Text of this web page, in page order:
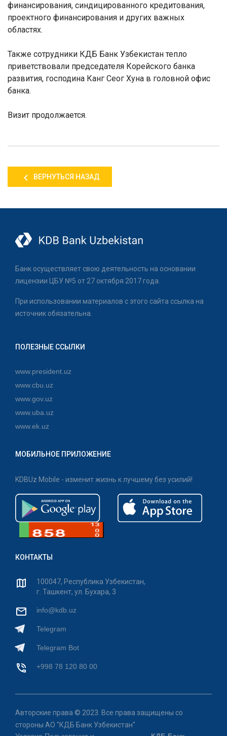
финансирования, синдицированного кредитования,
проектного финансирования и других важных
областях.
Также сотрудники КДБ Банк Узбекистан тепло
приветствовали председателя Корейского банка
развития, господина Канг Сеог Хуна в головной офис
банка.
Визит продолжается.
ВЕРНУТЬСЯ НАЗАД
Банк осуществляет свою деятельность на основании
лицензии ЦБУ №5 от 27 октября 2017 года.
При использовании материалов с этого сайта ссылка на
источник обязательна.
ПОЛЕЗНЫЕ ССЫЛКИ
www.president.uz
www.cbu.uz
www.gov.uz
www.uba.uz
www.ek.uz
МОБИЛЬНОЕ ПРИЛОЖЕНИЕ
KDBUz Mobile - изменит жизнь к лучшему без усилий!
КОНТАКТЫ
100047, Республика Узбекистан,
г. Ташкент, ул. Бухара, 3
info@kdb.uz
Telegram
Telegram Bot
+998 78 120 80 00
Авторские права © 2023. Все права защищены со
стороны АО "КДБ Банк Узбекистан"